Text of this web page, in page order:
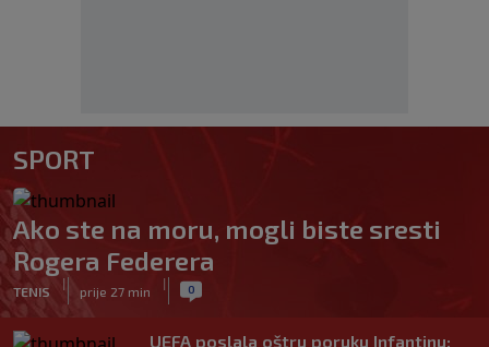
SPORT
Ako ste na moru, mogli biste sresti
Rogera Federera
TENIS
|
prije 27 min
| 0
UEFA poslala oštru poruku Infantinu: